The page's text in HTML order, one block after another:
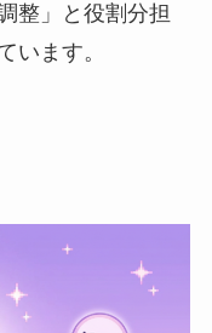
整」と役割分担
います。